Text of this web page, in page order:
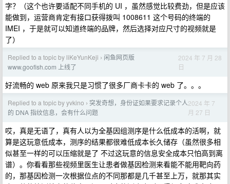
字？（这个也许要适配不同手机的 UI ，虽然感觉比较费劲，但是应该
能做到，运营商肯定有接口获得拨叫 1008611 这个号码的终端的
IMEI ，于是就可以知道终端的品牌，然后选择对应尺寸的视频就是
了）
Replied to a topic by liKeYunKeji › 闲鱼网页版
www.goofish.com 上线了
2024 年 7 月 28
日
好流畅的 web 原来我只是习惯了很多厂商卡卡的 web 了。。。
Replied to a topic by yvkino › 突发奇想，身份证如果要求记录个人
的 DNA 指纹信息，会有什么问题
2024 年 7
月 27 日
哎，真是无语了，真有人以为全基因组测序是什么低成本的活啊，就
算是这玩意低成本，测序的结果都很难低成本长久储存（虽然很多相
似甚至一样的可以压缩就是了 不过这玩意的信息安全成本只怕高到离
谱）。你看看那些视频里医生让患者做基因检测来看能不能用靶向药
的，那基因检测一次根据位点的不同那都是几千甚至上万，就那其实